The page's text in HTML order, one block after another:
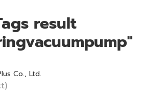
result
Co., Ltd.